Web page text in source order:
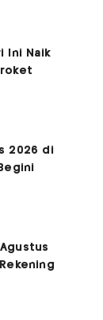
Ini Naik
2026 di
Agustus